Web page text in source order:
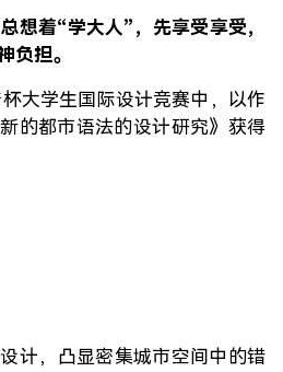
想着“学大人”，先享受享受，
负担。
大学生国际设计竞赛中，以作
的都市语法的设计研究》获得
计，凸显密集城市空间中的错